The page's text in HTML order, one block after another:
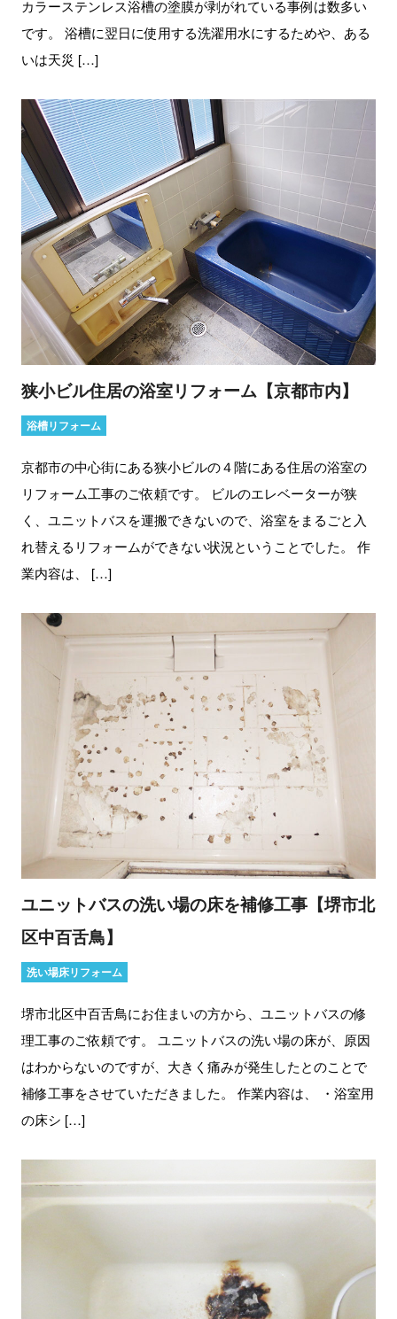
カラーステンレス浴槽の塗膜が剥がれている事例は数多い
です。 浴槽に翌日に使用する洗濯用水にするためや、ある
いは天災 […]
狭小ビル住居の浴室リフォーム【京都市内】
浴槽リフォーム
京都市の中心街にある狭小ビルの４階にある住居の浴室の
リフォーム工事のご依頼です。 ビルのエレベーターが狭
く、ユニットバスを運搬できないので、浴室をまるごと入
れ替えるリフォームができない状況ということでした。 作
業内容は、 […]
ユニットバスの洗い場の床を補修工事【堺市北
区中百舌鳥】
洗い場床リフォーム
堺市北区中百舌鳥にお住まいの方から、ユニットバスの修
理工事のご依頼です。 ユニットバスの洗い場の床が、原因
はわからないのですが、大きく痛みが発生したとのことで
補修工事をさせていただきました。 作業内容は、 ・浴室用
の床シ […]